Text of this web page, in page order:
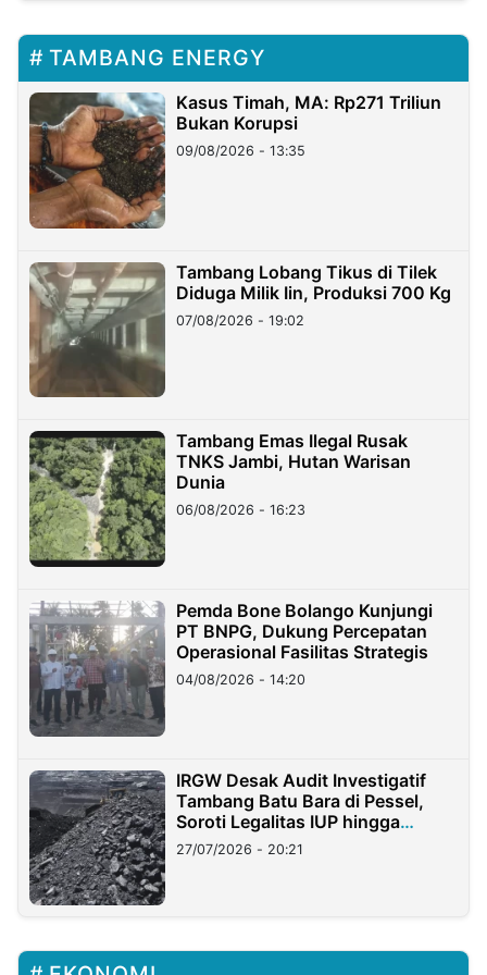
TAMBANG ENERGY
Kasus Timah, MA: Rp271 Triliun
Bukan Korupsi
09/08/2026 - 13:35
Tambang Lobang Tikus di Tilek
Diduga Milik Iin, Produksi 700 Kg
07/08/2026 - 19:02
Tambang Emas Ilegal Rusak
TNKS Jambi, Hutan Warisan
Dunia
06/08/2026 - 16:23
Pemda Bone Bolango Kunjungi
PT BNPG, Dukung Percepatan
Operasional Fasilitas Strategis
04/08/2026 - 14:20
IRGW Desak Audit Investigatif
Tambang Batu Bara di Pessel,
Soroti Legalitas IUP hingga
Stockpile
27/07/2026 - 20:21